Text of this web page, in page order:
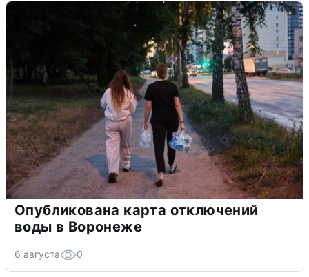
Опубликована карта отключений
воды в Воронеже
6 августа 0